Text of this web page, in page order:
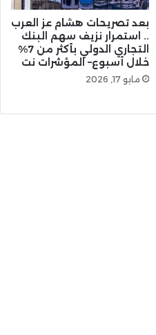
بعد تصريحات هشام عز العرب
.. استمرار نزيف سهم البنك
التجاري الدولي بأكثر من 7%
خلال أسبوع– المؤشرات نت
مايو 17, 2026